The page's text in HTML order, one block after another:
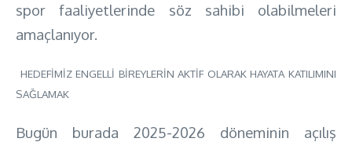
spor faaliyetlerinde söz sahibi olabilmeleri
amaçlanıyor.
HEDEFİMİZ ENGELLİ BİREYLERİN AKTİF OLARAK HAYATA KATILIMINI
SAĞLAMAK
Bugün burada 2025-2026 döneminin açılış